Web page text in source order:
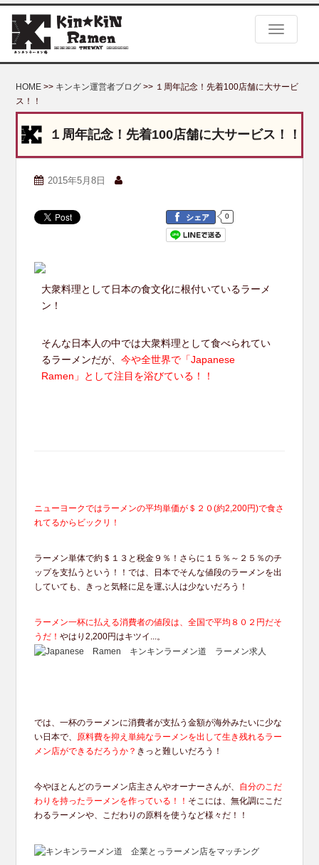
t
HOME>> キンキン運営者ブログ>> １周年記念！先着100店舗に大サービ
ス！！
１周年記念！先着100店舗に大サービス！！
2015年5月8日
シェア 0
大衆料理として日本の食文化に根付いているラーメ
ン！
そんな日本人の中では大衆料理として食べられてい
るラーメンだが、 今や全世界で「Japanese
Ramen」として注目を浴びている！！
ニューヨークではラーメンの平均単価が＄２０(約2,200円)で食さ
れてるからビックリ！
ラーメン単体で約＄１３と税金９％！さらに１５％～２５％のチ
ップを支払うという！！では、日本でそんな値段のラーメンを出
していても、きっと気軽に足を運ぶ人は少ないだろう！
ラーメン一杯に払える消費者の値段は、全国で平均８０２円だそ
うだ！ やはり2,200円はキツイ...。
では、一杯のラーメンに消費者が支払う金額が海外みたいに少な
い日本で、 原料費を抑え単純なラーメンを出して生き残れるラー
メン店ができるだろうか？ きっと難しいだろう！
今やほとんどのラーメン店主さんやオーナーさんが、 自分のこだ
わりを持ったラーメンを作っている！！ そこには、無化調にこだ
わるラーメンや、こだわりの原料を使うなど様々だ！！